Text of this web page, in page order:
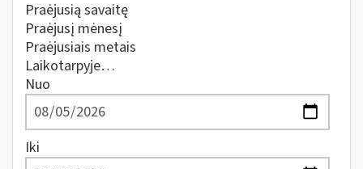
Praėjusią savaitę
Praėjusį mėnesį
Praėjusiais metais
Laikotarpyje…
Nuo
Iki